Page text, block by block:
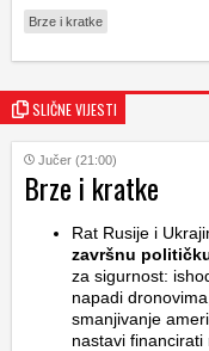
Brze i kratke
SLIČNE VIJESTI
Jučer (21:00)
Brze i kratke
Rat Rusije i
završnu
za sigurnost:
napadi
smanjivanje
nastavi financirati